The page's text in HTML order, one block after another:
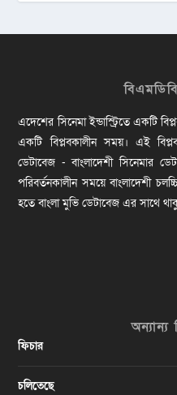
এদেশের সিনেমা ইন্ডাস্ট্রিতে একটি
একটি বিপ্লবকালীন সময়। এই
ডেটাবেজ - বাংলাদেশী সিনেমার
পরিবর্তনকালীন সময়ে বাংলাদেশী
হতে বাংলা মুভি ডেটাবেজ এর সাথে
অন্যান্য
ফিচার
চলিতেছে